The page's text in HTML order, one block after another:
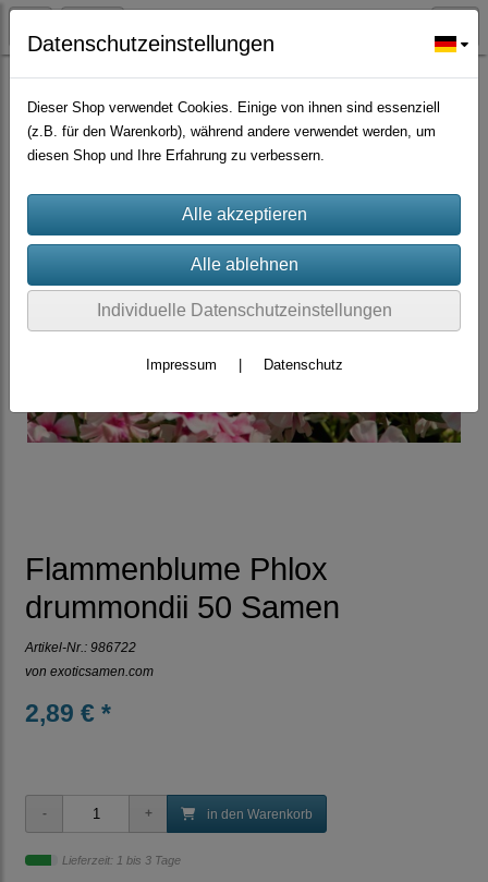
Zierpflanzen
Flammenblume Phlox
drummondii 50 Samen
Artikel-Nr.: 986722
von exoticsamen.com
2,89 € *
in den Warenkorb
Lieferzeit: 1 bis 3 Tage
Datenschutzeinstellungen
Dieser Shop verwendet Cookies. Einige von ihnen sind essenziell
(z.B. für den Warenkorb), während andere verwendet werden, um
diesen Shop und Ihre Erfahrung zu verbessern.
Individuelle Datenschutzeinstellungen
Impressum Datenschutz